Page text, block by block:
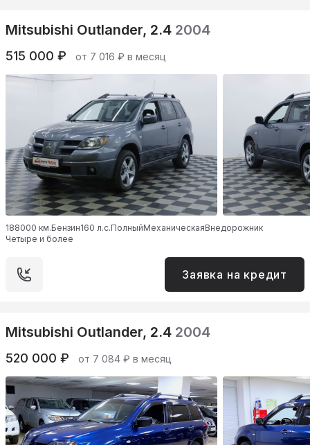
Mitsubishi Outlander, 2.4 2004
515 000 ₽ от 7 016 ₽ в месяц
188000 км.Бензин160 л.с.ПолныйМеханическаяВнедорожник
Четыре и более
Заявка на кредит
Mitsubishi Outlander, 2.4 2004
520 000 ₽ от 7 084 ₽ в месяц